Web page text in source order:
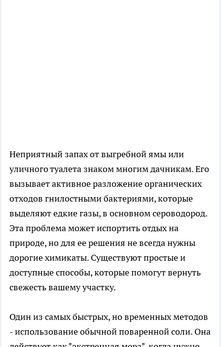
Неприятный запах от выгребной ямы или
уличного туалета знаком многим дачникам. Его
вызывает активное разложение органических
отходов гнилостными бактериями, которые
выделяют едкие газы, в основном сероводород.
Эта проблема может испортить отдых на
природе, но для ее решения не всегда нужны
дорогие химикаты. Существуют простые и
доступные способы, которые помогут вернуть
свежесть вашему участку.
Один из самых быстрых, но временных методов
- использование обычной поваренной соли. Она